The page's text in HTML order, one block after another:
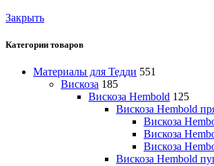
Закрыть
Категории товаров
Материалы для Тедди 551
Вискоза 185
Вискоза Hembold 125
Вискоза Hembold
Вискоза
Вискоза
Вискоза
Вискоза Hembold